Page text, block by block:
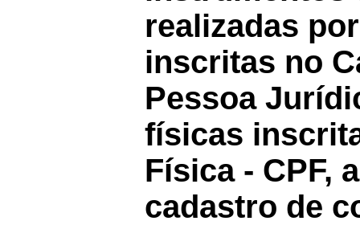
realizadas
inscritas no
Pessoa
físicas
Física - CPF,
cadastro de